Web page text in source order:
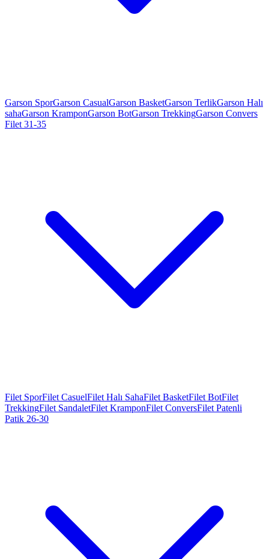
Garson SporGarson CasualGarson BasketGarson TerlikGarson Halı
sahaGarson KramponGarson BotGarson TrekkingGarson Convers
Filet 31-35
Filet SporFilet CasuelFilet Halı SahaFilet BasketFilet BotFilet
TrekkingFilet SandaletFilet KramponFilet ConversFilet Patenli
Patik 26-30